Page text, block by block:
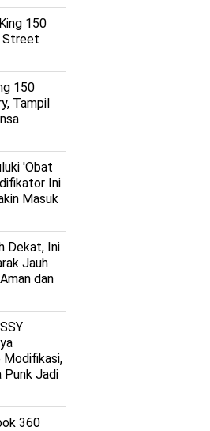
150
Street
150
Tampil
'Obat
Ini
Masuk
Dekat, Ini
Jauh
dan
Modifikasi,
Punk Jadi
360